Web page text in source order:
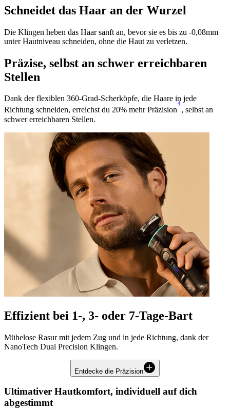
Schneidet das Haar an der Wurzel
Die Klingen heben das Haar sanft an, bevor sie es bis zu -0,08mm
unter Hautniveau schneiden, ohne die Haut zu verletzen.
Präzise, selbst an schwer erreichbaren
Stellen
Dank der flexiblen 360-Grad-Scherköpfe, die Haare in jede
Richtung schneiden, erreichst du 20% mehr Präzision
4
, selbst an
schwer erreichbaren Stellen.
Effizient bei 1-, 3- oder 7-Tage-Bart
Mühelose Rasur mit jedem Zug und in jede Richtung, dank der
NanoTech Dual Precision Klingen.
Entdecke die Präzision
Ultimativer Hautkomfort, individuell auf dich
abgestimmt